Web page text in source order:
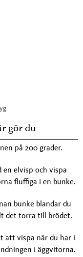
gör du
på 200 grader.
en elvisp och vispa
fluffiga i en bunke.
bunke blandar du
det torra till brödet.
att vispa när du har i
i äggvitorna.